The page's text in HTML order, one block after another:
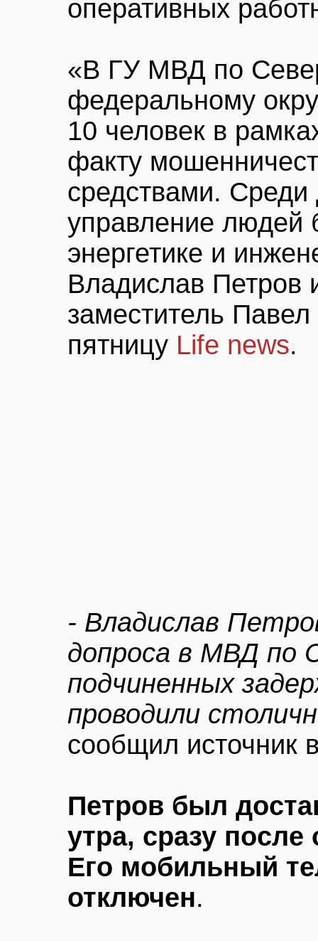
оперативных
«В ГУ МВД по
федеральному
10 человек в
факту
средствами. Среди
управление людей
энергетике и
Владислав Петров
заместитель
пятницу Life news.
- Владислав
допроса в МВД по
подчиненных
проводили
сообщил источник
Петров был
утра, сразу после
Его мобильный
отключен.